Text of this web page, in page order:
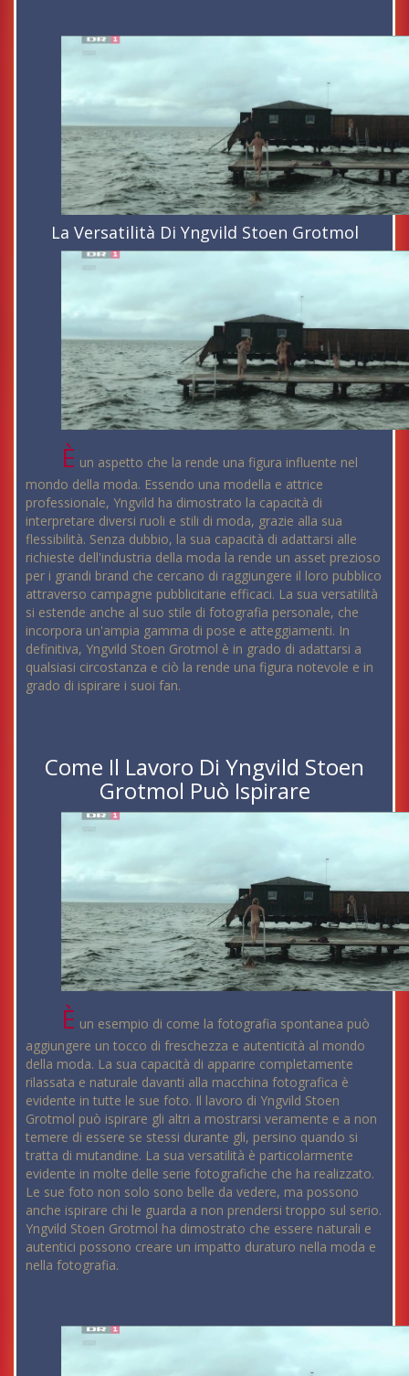
La Versatilità Di Yngvild Stoen Grotmol
È un aspetto che la rende una figura influente nel
mondo della moda. Essendo una modella e attrice
professionale, Yngvild ha dimostrato la capacità di
interpretare diversi ruoli e stili di moda, grazie alla sua
flessibilità. Senza dubbio, la sua capacità di adattarsi alle
richieste dell'industria della moda la rende un asset prezioso
per i grandi brand che cercano di raggiungere il loro pubblico
attraverso campagne pubblicitarie efficaci. La sua versatilità
si estende anche al suo stile di fotografia personale, che
incorpora un'ampia gamma di pose e atteggiamenti. In
definitiva, Yngvild Stoen Grotmol è in grado di adattarsi a
qualsiasi circostanza e ciò la rende una figura notevole e in
grado di ispirare i suoi fan.
Come Il Lavoro Di Yngvild Stoen
Grotmol Può Ispirare
È un esempio di come la fotografia spontanea può
aggiungere un tocco di freschezza e autenticità al mondo
della moda. La sua capacità di apparire completamente
rilassata e naturale davanti alla macchina fotografica è
evidente in tutte le sue foto. Il lavoro di Yngvild Stoen
Grotmol può ispirare gli altri a mostrarsi veramente e a non
temere di essere se stessi durante gli, persino quando si
tratta di mutandine. La sua versatilità è particolarmente
evidente in molte delle serie fotografiche che ha realizzato.
Le sue foto non solo sono belle da vedere, ma possono
anche ispirare chi le guarda a non prendersi troppo sul serio.
Yngvild Stoen Grotmol ha dimostrato che essere naturali e
autentici possono creare un impatto duraturo nella moda e
nella fotografia.